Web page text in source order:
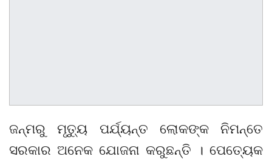
ଜନ୍ମରୁ ମୃତ୍ୟୁ ପର୍ଯ୍ୟନ୍ତ ଲୋକଙ୍କ ନିମନ୍ତେ
ସରକାର ଅନେକ ଯୋଜନା କରୁଛନ୍ତି । ପେତ୍ୟେକ